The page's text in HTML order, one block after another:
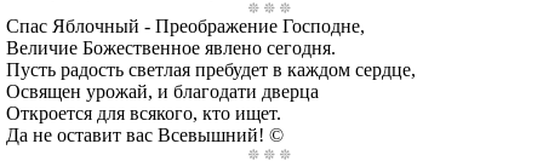
Спас Яблочный - Преображение Господне,
Величие Божественное явлено сегодня.
Пусть радость светлая пребудет в каждом сердце,
Освящен урожай, и благодати дверца
Откроется для всякого, кто ищет.
Да не оставит вас Всевышний! ©